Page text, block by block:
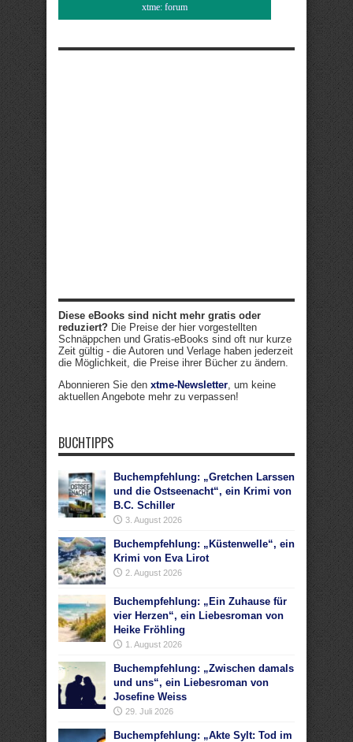
xtme: forum
Diese eBooks sind nicht mehr gratis oder
reduziert? Die Preise der hier vorgestellten
Schnäppchen und Gratis-eBooks sind oft nur kurze
Zeit gültig - die Autoren und Verlage haben jederzeit
die Möglichkeit, die Preise ihrer Bücher zu ändern.
Abonnieren Sie den xtme-Newsletter , um keine
aktuellen Angebote mehr zu verpassen!
BUCHTIPPS
Buchempfehlung: „Gretchen Larssen
und die Ostseenacht“, ein Krimi von
B.C. Schiller
3. August 2026
Buchempfehlung: „Küstenwelle“, ein
Krimi von Eva Lirot
2. August 2026
Buchempfehlung: „Ein Zuhause für
vier Herzen“, ein Liebesroman von
Heike Fröhling
1. August 2026
Buchempfehlung: „Zwischen damals
und uns“, ein Liebesroman von
Josefine Weiss
29. Juli 2026
Buchempfehlung: „Akte Sylt: Tod im